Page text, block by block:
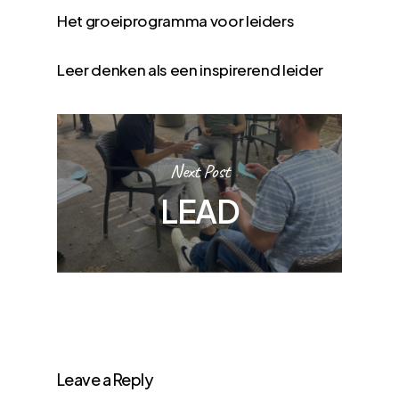
Het groeiprogramma voor leiders
Leer denken als een inspirerend leider
Next Post
LEAD
Leave a Reply